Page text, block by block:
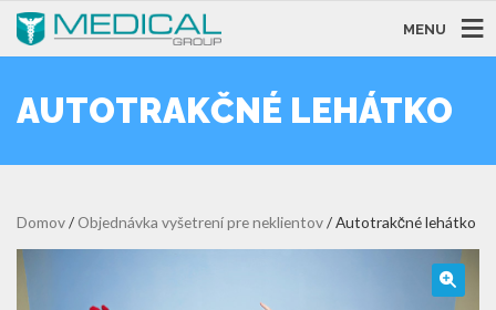
MENU
AUTOTRAKČNÉ LEHÁTKO
Domov/ Objednávka vyšetrení pre neklientov/ Autotrakčné lehátko